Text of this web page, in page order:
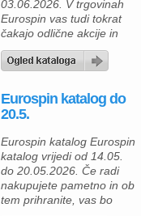
morske hrane je na voljo
očiščena hobotnica po
ceni 14,99 €, […]
03.06.2026. V trgovinah
Eurospin vas tudi tokrat
čakajo odlične akcije in
velika pakiranja izdelkov, s
katerimi lahko prihranite
nakupu. Nova ponudba
“Pametni nakup” prinaša
izdelke za vso družino po
ugodnih cenah, zato je
idealna priložnost za večji
tedenski nakup ali zalogo
priljubljenih živil za dom.
[…]
Eurospin katalog do
20.5.
Eurospin katalog Eurospin
katalog vrijedi od 14.05.
do 20.05.2026. Če radi
nakupujete pametno in ob
tem prihranite, vas bo